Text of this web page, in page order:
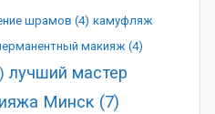
шрамов (4) камуфляж
макияж (4)
лучший мастер
Минск (7)